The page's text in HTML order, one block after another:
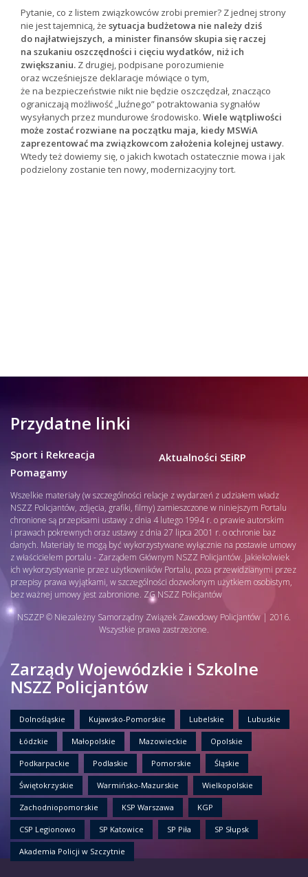
Pytanie, co z listem związkowców zrobi premier? Z jednej strony
nie jest tajemnicą, że sytuacja budżetowa nie należy dziś
do najłatwiejszych, a minister finansów skupia się raczej
na szukaniu oszczędności i cięciu wydatków, niż ich
zwiększaniu. Z drugiej, podpisane porozumienie
oraz wcześniejsze deklaracje mówiące o tym,
że na bezpieczeństwie nikt nie będzie oszczędzał, znacząco
ograniczają możliwość „luźnego” potraktowania sygnałów
wysyłanych przez mundurowe środowisko. Wiele wątpliwości
może zostać rozwiane na początku maja, kiedy MSWiA
zaprezentować ma związkowcom założenia kolejnej ustawy.
Wtedy też dowiemy się, o jakich kwotach ostatecznie mowa i jak
podzielony zostanie ten nowy, modernizacyjny tort.
Przydatne linki
Sport i Rekreacja
Pomagamy
Aktualności SEiRP
Wszelkie materiały (w szczególności relacje z wydarzeń z udziałem władz
NSZZ Policjantów, zdjęcia, grafiki, filmy) zamieszczone w niniejszym Portalu
chronione są przepisami ustawy z dnia 4 lutego 1994 r. o prawie autorskim
i prawach pokrewnych oraz ustawy z dnia 27 lipca 2001 r. o ochronie baz
danych. Materiały te mogą być wykorzystywane wyłącznie na postawie umowy
z właścicielem portalu - Zarządem Głównym NSZZ Policjantów. Jakiekolwiek
ich wykorzystywanie przez użytkowników Portalu, poza przewidzianymi przez
przepisy prawa wyjątkami, w szczególności dozwolonym użytkiem osobistym,
bez ważnej umowy jest zabronione. ZG NSZZ Policjantów
NSZZP © Niezależny Samorządny Związek Zawodowy Policjantów | 2016.
Wszystkie prawa zastrzeżone.
Zarządy Wojewódzkie i Szkolne
NSZZ Policjantów
Dolnośląskie Kujawsko-Pomorskie Lubelskie Lubuskie
Łódzkie Małopolskie Mazowieckie Opolskie
Podkarpackie Podlaskie Pomorskie Śląskie
Świętokrzyskie Warmińsko-Mazurskie Wielkopolskie
Zachodniopomorskie KSP Warszawa KGP
CSP Legionowo SP Katowice SP Piła SP Słupsk
Akademia Policji w Szczytnie